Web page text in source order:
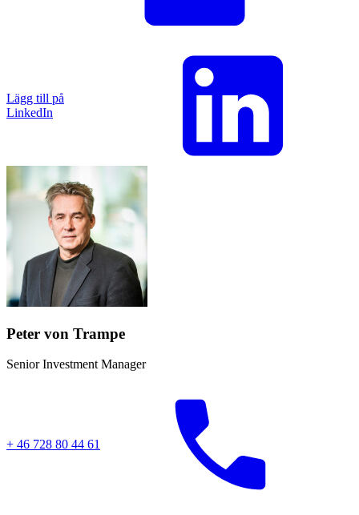
Lägg till på
LinkedIn
Peter von Trampe
Senior Investment Manager
+ 46 728 80 44 61